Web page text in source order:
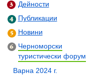
Дейности
Публикации
Новини
Черноморски
туристически форум
Варна 2024 г.